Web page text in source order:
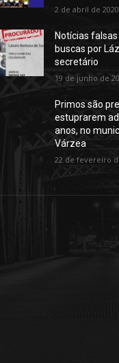
2 de abril de 2020
Notícias
buscas por
secretário
19 de junho de
Primos são
estuprarem
anos, no
Várzea
22 de fevereiro